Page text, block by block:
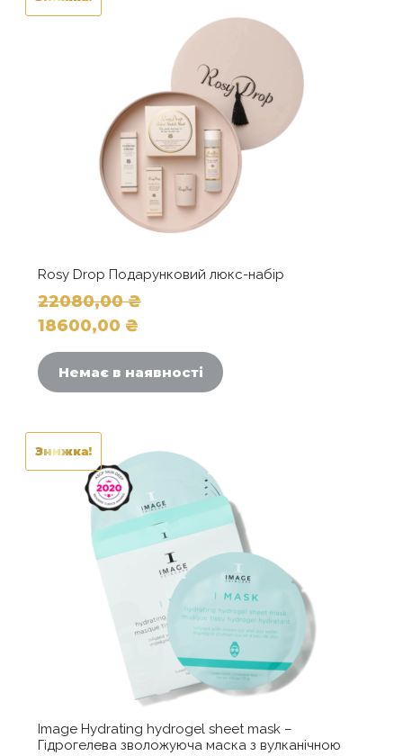
Rosy Drop Подарунковий люкс-набір
22080,00₴
Оригінальна
22080,00 ₴.
18600,00 ₴
ціна:
18600,00 ₴.
Немає в наявності
Знижка!
Image Hydrating hydrogel sheet mask –
Гідрогелева зволожуюча маска з вулканічною